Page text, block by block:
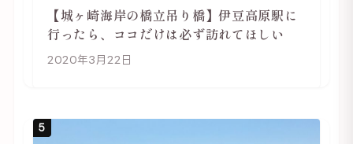
【城ヶ崎海岸の橋立吊り橋】伊豆高原駅に
行ったら、ココだけは必ず訪れてほしい
2020年3月22日
5